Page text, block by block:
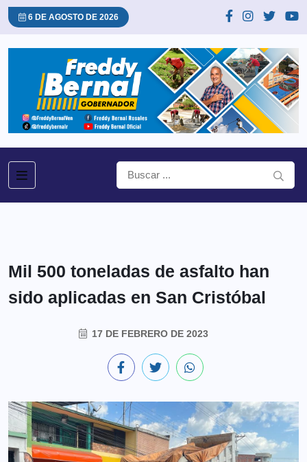
6 DE AGOSTO DE 2026
Mil 500 toneladas de asfalto han
sido aplicadas en San Cristóbal
17 DE FEBRERO DE 2023